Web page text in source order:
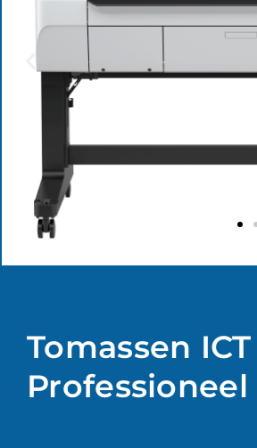
Tomassen